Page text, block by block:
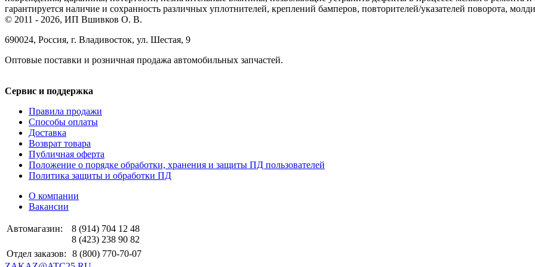
гарантируется наличие и сохранность различных уплотнителей, креплений бамперов, повторителей/указателей поворота,
© 2011 - 2026, ИП Вшивков О. В.
690024, Россия, г. Владивосток, ул. Шестая, 9
Оптовые поставки и розничная продажа автомобильных запчастей.
Сервис и поддержка
Правила продажи
Способы оплаты
Доставка
Возврат товара
Публичная оферта
Положение о порядке обработки, хранения и защиты ПД пользователей
Политика защиты и обработки ПД
О компании
Вакансии
Автомагазин:
8 (914) 704 12 48
8 (423) 238 90 82
Отдел заказов:
8 (800) 770-70-07